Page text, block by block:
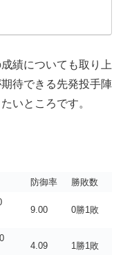
績についても取り上
待できる先発投手陣
いところです。
防御率
勝敗数
9.00 0勝1敗
4.09 1勝1敗